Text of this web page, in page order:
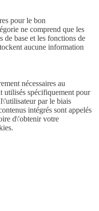
pour le bon
ne comprend que les
de base et les fonctions de
aucune information
nécessaires au
utilisés spécifiquement pour
par le biais
intégrés sont appelés
d\'obtenir votre